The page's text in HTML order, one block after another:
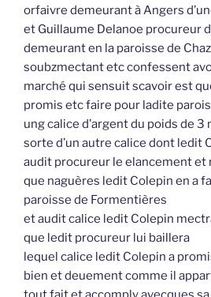
orfaivre demeurant à Angers
et Guillaume Delanoe procureur
demeurant en la paroisse de
soubzmectant etc confessent
marché qui sensuit scavoir est
promis etc faire pour ladite
ung calice d’argent du poids de 3
sorte d’un autre calice dont ledit
audit procureur le elancement et
que naguères ledit Colepin en a
paroisse de Formentières
et audit calice ledit Colepin
que ledit procureur lui baillera
lequel calice ledit Colepin a
bien et deuement comme il